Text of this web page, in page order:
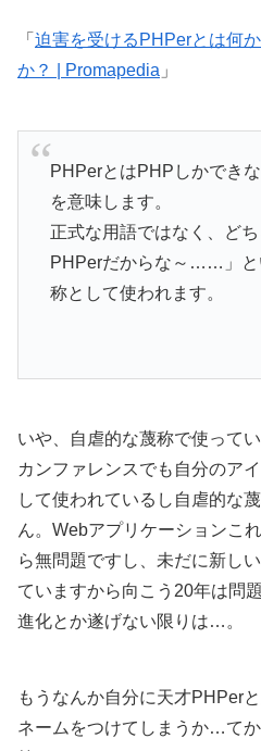
「 迫害を受けるPHPerとは何
か？ | Promapedia 」
PHPerとはPHPしかでき
を意味します。
正式な用語ではなく、ど
PHPerだからな～……」と
称として使われます。
いや、自虐的な蔑称で使って
カンファレンスでも自分のア
して使われているし自虐的な
ん。Webアプリケーションこ
ら無問題ですし、未だに新し
ていますから向こう20年は問
進化とか遂げない限りは…。
もうなんか自分に天才PHPer
ネームをつけてしまうか…て